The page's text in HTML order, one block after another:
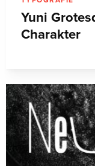
Yuni
Charakter